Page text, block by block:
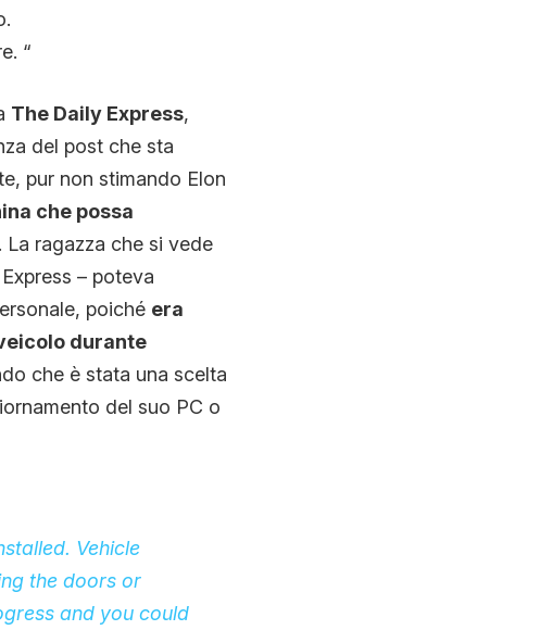
“
The Daily Express,
del post che sta
pur non stimando Elon
che possa
La ragazza che si vede
– poteva
poiché era
durante
che è stata una scelta
del suo PC o
Vehicle
the doors or
and you could